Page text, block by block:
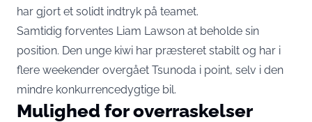
har gjort et solidt indtryk på teamet.
Samtidig forventes Liam Lawson at beholde sin
position. Den unge kiwi har præsteret stabilt og har i
flere weekender overgået Tsunoda i point, selv i den
mindre konkurrencedygtige bil.
Mulighed for overraskelser